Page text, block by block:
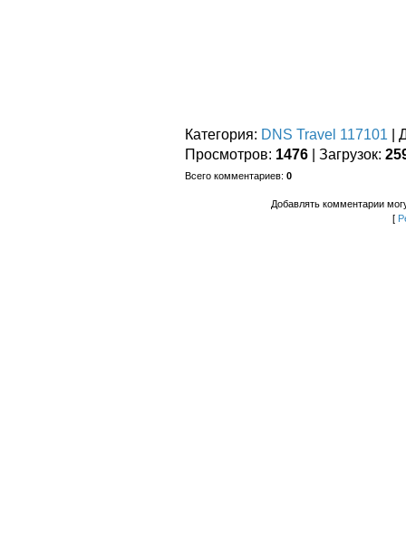
Категория: DNS Travel 117101
Просмотров: 1476 Загрузок:
Всего комментариев: 0
Добавлять комментарии
[